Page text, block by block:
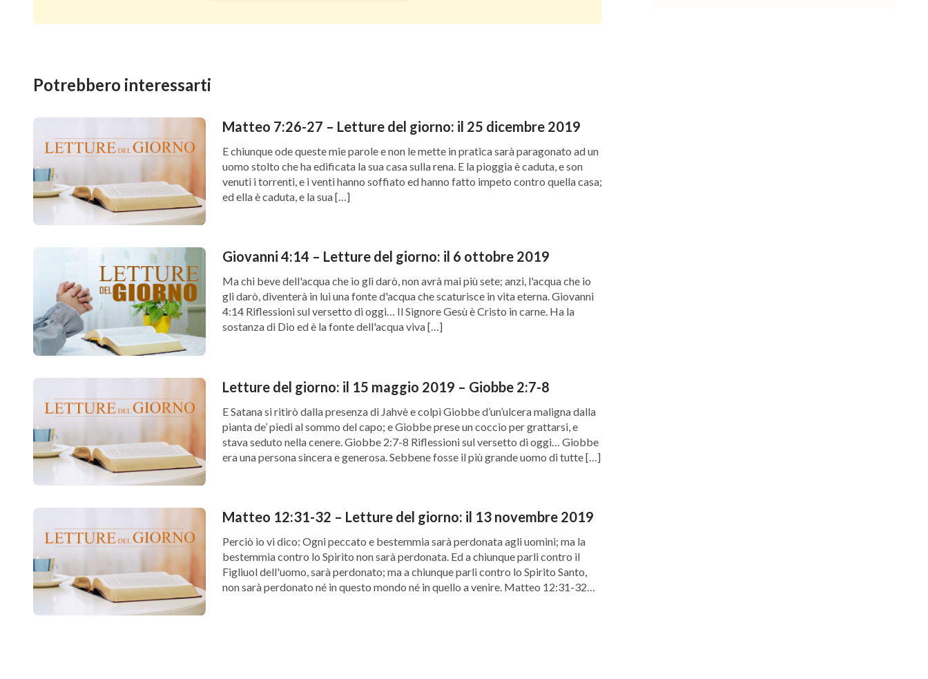
Potrebbero interessarti
Matteo 7:26-27 – Letture del giorno: il 25 dicembre 2019
E chiunque ode queste mie parole e non le mette in pratica sarà paragonato ad un
uomo stolto che ha edificata la sua casa sulla rena. E la pioggia è caduta, e son
venuti i torrenti, e i venti hanno soffiato ed hanno fatto impeto contro quella casa;
ed ella è caduta, e la sua […]
Giovanni 4:14 – Letture del giorno: il 6 ottobre 2019
Ma chi beve dell'acqua che io gli darò, non avrà mai più sete; anzi, l'acqua che io
gli darò, diventerà in lui una fonte d'acqua che scaturisce in vita eterna. Giovanni
4:14 Riflessioni sul versetto di oggi… Il Signore Gesù è Cristo in carne. Ha la
sostanza di Dio ed è la fonte dell'acqua viva […]
Letture del giorno: il 15 maggio 2019 – Giobbe 2:7-8
E Satana si ritirò dalla presenza di Jahvè e colpì Giobbe d’un’ulcera maligna dalla
pianta de’ piedi al sommo del capo; e Giobbe prese un coccio per grattarsi, e
stava seduto nella cenere. Giobbe 2:7-8 Riflessioni sul versetto di oggi… Giobbe
era una persona sincera e generosa. Sebbene fosse il più grande uomo di tutte […]
Matteo 12:31-32 – Letture del giorno: il 13 novembre 2019
Perciò io vi dico: Ogni peccato e bestemmia sarà perdonata agli uomini; ma la
bestemmia contro lo Spirito non sarà perdonata. Ed a chiunque parli contro il
Figliuol dell'uomo, sarà perdonato; ma a chiunque parli contro lo Spirito Santo,
non sarà perdonato né in questo mondo né in quello a venire. Matteo 12:31-32